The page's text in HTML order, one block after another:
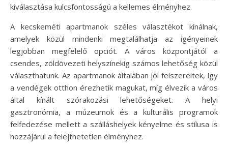
kiválasztása kulcsfontosságú a kellemes élményhez.
A kecskeméti apartmanok széles választékot kínálnak,
amelyek közül mindenki megtalálhatja az igényeinek
legjobban megfelelő opciót. A város központjától a
csendes, zöldövezeti helyszínekig számos lehetőség közül
választhatunk. Az apartmanok általában jól felszereltek, így
a vendégek otthon érezhetik magukat, míg élvezik a város
által kínált szórakozási lehetőségeket. A helyi
gasztronómia, a múzeumok és a kulturális programok
felfedezése mellett a szálláshelyek kényelme és stílusa is
hozzájárul a felejthetetlen élményhez.